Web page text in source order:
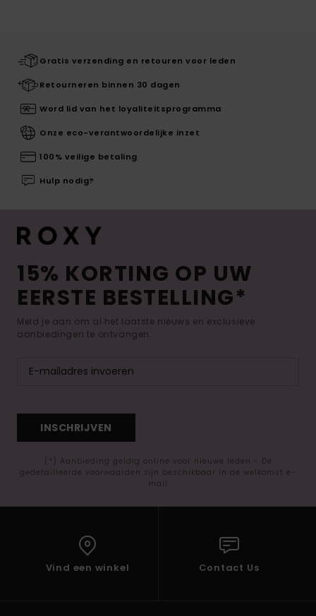
Gratis verzending en retouren voor leden
Retourneren binnen 30 dagen
Word lid van het loyaliteitsprogramma
Onze eco-verantwoordelijke inzet
100% veilige betaling
Hulp nodig?
15% KORTING OP UW
EERSTE BESTELLING*
Meld je aan om al het laatste nieuws en exclusieve
aanbiedingen te ontvangen.
INSCHRIJVEN
(*) Aanbieding geldig online voor nieuwe leden - De
gedetailleerde voorwaarden zijn beschikbaar in de welkomst e-
mail
Vind een winkel Contact Us